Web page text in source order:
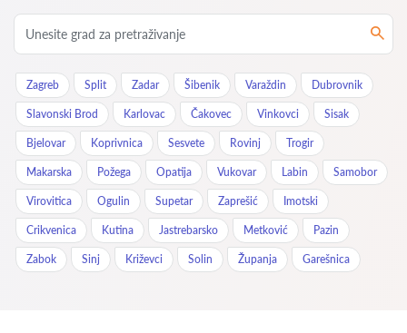
Zagreb Split Zadar Šibenik Varaždin Dubrovnik
Slavonski Brod Karlovac Čakovec Vinkovci Sisak
Bjelovar Koprivnica Sesvete Rovinj Trogir
Makarska Požega Opatija Vukovar Labin Samobor
Virovitica Ogulin Supetar Zaprešić Imotski
Crikvenica Kutina Jastrebarsko Metković Pazin
Zabok Sinj Križevci Solin Županja Garešnica